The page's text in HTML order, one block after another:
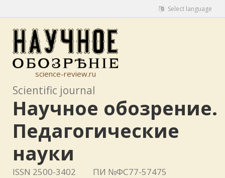
Select language
science-review.ru
Scientific journal
Научное обозрение.
Педагогические
науки
ISSN 2500-3402 ПИ №ФС77-57475